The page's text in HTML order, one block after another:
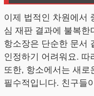
이제 법적인 차원에서
심 재판 결과에 불복한
항소장은 단순한 문서
인정하기 어려워요.
또한, 항소에서는 새
필수적입니다. 친구들